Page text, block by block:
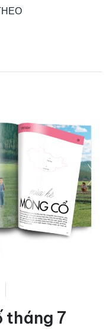
tháng 7